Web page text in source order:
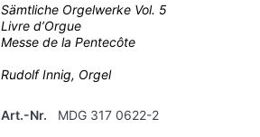
Sämtliche Orgelwerke Vol. 5
Livre d’Orgue
Messe de la Pentecôte
Rudolf Innig, Orgel
Art.-Nr. MDG 317 0622-2